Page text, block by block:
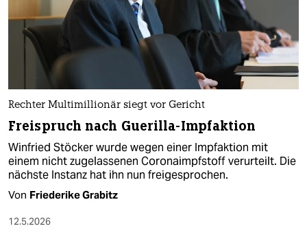
Rechter Multimillionär siegt vor Gericht
Freispruch nach Guerilla-Impfaktion
Winfried Stöcker wurde wegen einer Impfaktion mit
einem nicht zugelassenen Coronaimpfstoff verurteilt. Die
nächste Instanz hat ihn nun freigesprochen.
Von Friederike Grabitz
12.5.2026